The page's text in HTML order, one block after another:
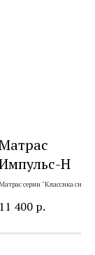
Н
серии "Классика сна"
11 400 р.